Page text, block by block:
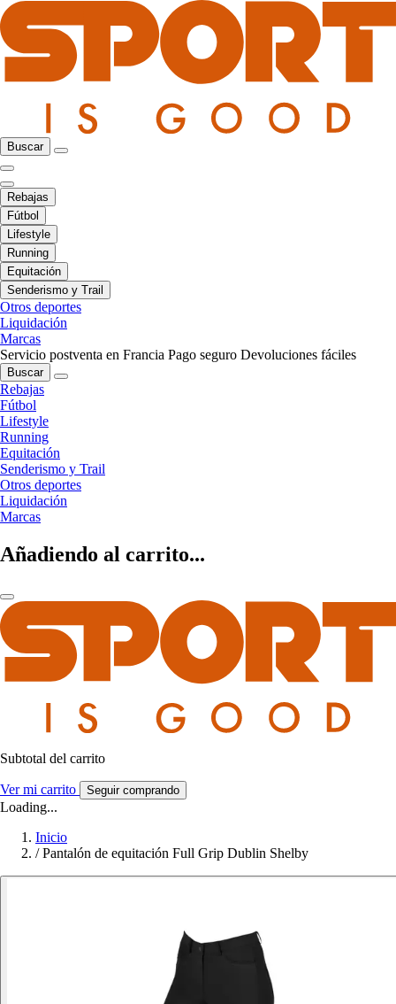
Buscar
Rebajas
Fútbol
Lifestyle
Running
Equitación
Senderismo y Trail
Otros deportes
Liquidación
Marcas
Servicio postventa en Francia Pago seguro Devoluciones fáciles
Buscar
Rebajas
Fútbol
Lifestyle
Running
Equitación
Senderismo y Trail
Otros deportes
Liquidación
Marcas
Añadiendo al carrito...
Subtotal del carrito
Ver mi carrito Seguir comprando
Loading...
Inicio
/ Pantalón de equitación Full Grip Dublin Shelby